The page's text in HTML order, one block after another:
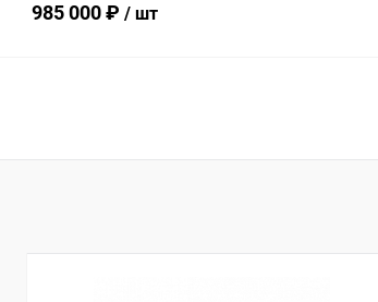
985 000 ₽ / шт
Купить в 1 клик Сравнение